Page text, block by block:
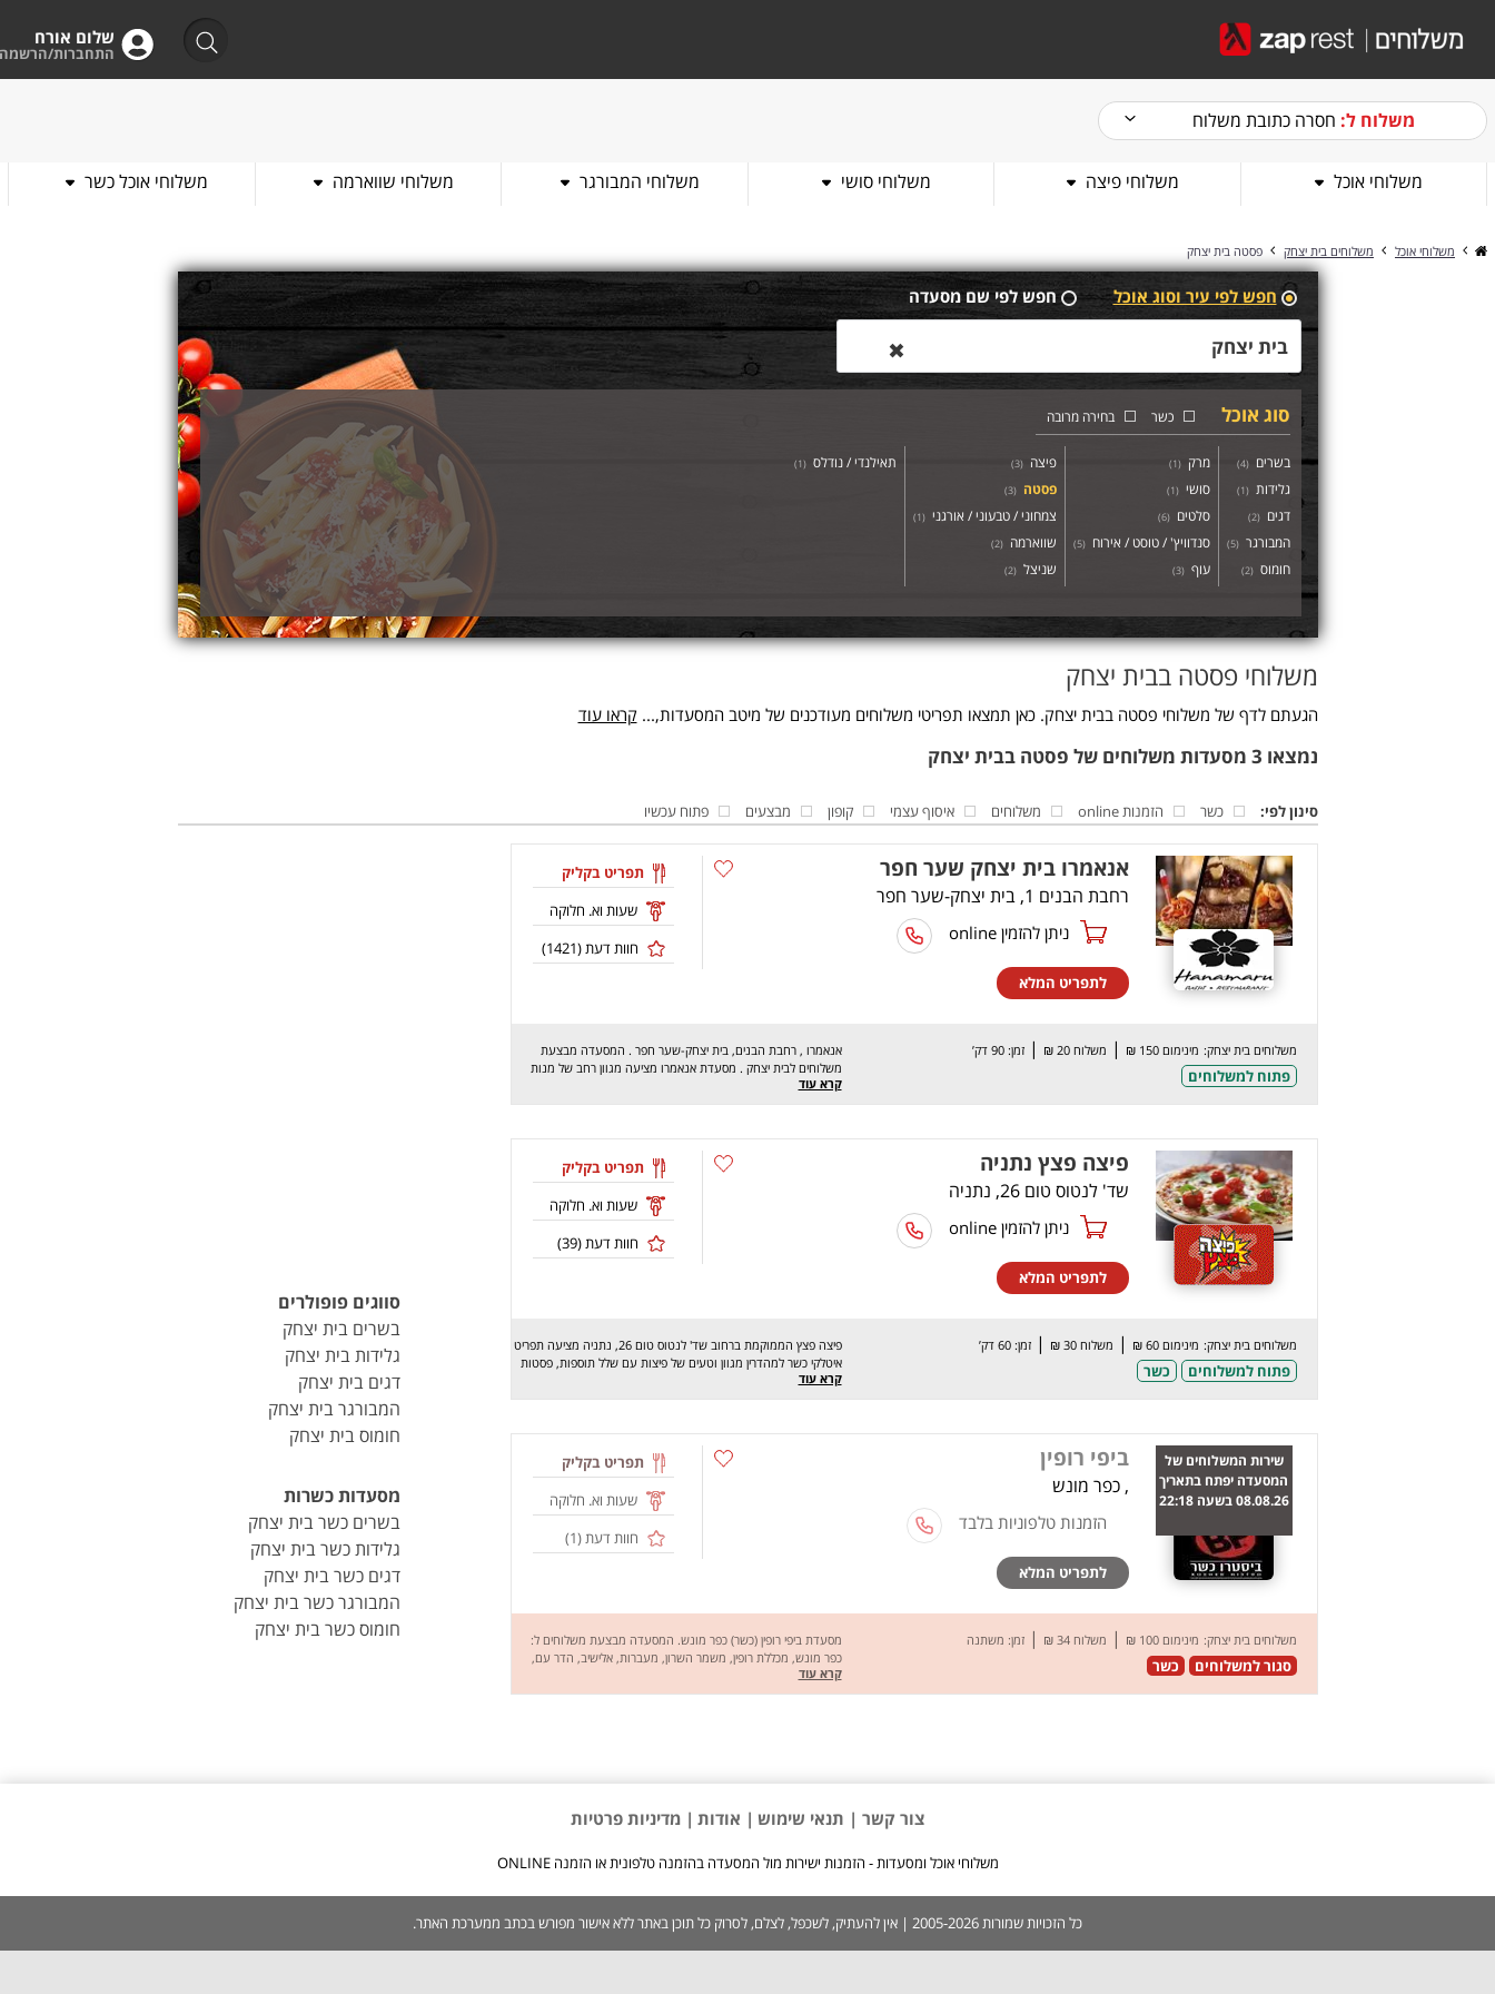
שלום אורח
התחברות/הרשמה
משלוח ל: חסרה כתובת משלוח
משלוחי אוכל משלוחי פיצה משלוחי סושי משלוחי המבורגר משלוחי שווארמה משלוחי אוכל כשר
משלוחי אוכל משלוחים בית יצחק פסטה בית יצחק
חפש לפי עיר וסוג אוכל חפש לפי שם מסעדה
✖
סוג אוכל כשר בחירה מרובה
בשרים (
4
)
גלידות (
1
)
דגים (
2
)
המבורגר (
5
)
חומוס (
2
)
מרק (
1
)
סושי (
1
)
סלטים (
6
)
סנדוויץ' / טוסט / אירוח (
5
)
עוף (
3
)
פיצה (
3
)
פסטה (
3
)
צמחוני / טבעוני / אורגני (
1
)
שווארמה (
2
)
שניצל (
2
)
תאילנדי / נודלס (
1
)
משלוחי פסטה בבית יצחק
הגעתם לדף של משלוחי פסטה בבית יצחק. כאן תמצאו תפריטי משלוחים מעודכנים של מיטב המסעדות,... קראו עוד
נמצאו 3 מסעדות משלוחים של פסטה בבית יצחק
סינון לפי: כשר הזמנות online משלוחים איסוף עצמי קופון מבצעים פתוח עכשיו
אנאמרו בית יצחק שער חפר
רחבת הבנים 1, בית יצחק-שער חפר
ניתן להזמין online
לתפריט המלא
תפריט בקליק
שעות וא. חלוקה
חוות דעת (1421
)
משלוחים בית יצחק: מינימום 150 ₪ | משלוח 20 ₪ | זמן: 90 דק’
פתוח למשלוחים
אנאמרו , רחבת הבנים, בית יצחק-שער חפר . המסעדה מבצעת
משלוחים לבית יצחק . מסעדת אנאמרו מציעה מגוון רחב של מנות
טעימות במיוחד כמו :חמוצים יפנים , כרובית איולי ועשבי תיבול
,לינגוויני פירות ים , תאד תאי נודלס ,כבדי עוף ברוטב יין על פירה
קרא עוד
פיצה פצץ נתניה
שד' לנטוס טום 26, נתניה
ניתן להזמין online
לתפריט המלא
תפריט בקליק
שעות וא. חלוקה
חוות דעת (39
)
משלוחים בית יצחק: מינימום 60 ₪ | משלוח 30 ₪ | זמן: 60 דק’
פתוח למשלוחים כשר
פיצה פצץ הממוקמת ברחוב שד' לנטוס טום 26, נתניה מציעה תפריט
איטלקי כשר למהדרין מגוון וטעים של פיצות עם שלל תוספות, פסטות
ברטבים מיוחדים, סלטים מירקות טריים, מאפים טריים וכד'. המסעדה
פתוחה למשלוחים בימים א'-ה' בין השעות 10:00-23:00, ו' 10:00-
קרא עוד
שירות המשלוחים של
המסעדה יפתח בתאריך
08.08.26 בשעה 22:18
ביפי רופין
, כפר מונש
הזמנות טלפוניות בלבד
לתפריט המלא
תפריט בקליק
שעות וא. חלוקה
חוות דעת (1
)
משלוחים בית יצחק: מינימום 100 ₪ | משלוח 34 ₪ | זמן: משתנה
סגור למשלוחים כשר
מסעדת ביפי רופין (כשר) כפר מונש. המסעדה מבצעת משלוחים ל:
כפר מונש, מכללת רופין, משמר השרון, מעברות, אלישיב, הדר עם,
נורדיה, כפר חיים, חניאל, כפר ידידיה ועוד. מסעדת ביפי רופין מציעה
מגוון רחב של מנות טעימות במיוחד כמו: סטייק אנטריקוט, אסאדו
שיהיה בתאבון !
קרא עוד
סווגים פופולרים
בשרים בית יצחק
גלידות בית יצחק
דגים בית יצחק
המבורגר בית יצחק
חומוס בית יצחק
מסעדות כשרות
בשרים כשר בית יצחק
גלידות כשר בית יצחק
דגים כשר בית יצחק
המבורגר כשר בית יצחק
חומוס כשר בית יצחק
צור קשר | תנאי שימוש | אודות | מדיניות פרטיות
משלוחי אוכל ומסעדות - הזמנות ישירות מול המסעדה בהזמנה טלפונית או הזמנה ONLINE
כל הזכויות שמורות 2005-2026 | אין להעתיק, לשכפל, לצלם, לסרוק כל תוכן באתר ללא אישור מפורש בכתב ממערכת האתר.